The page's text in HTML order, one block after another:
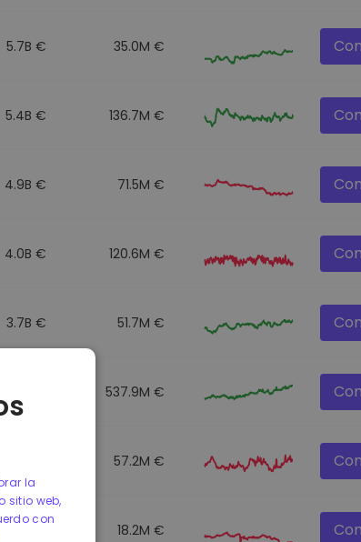
5.7B € 35.0M €
5.4B € 136.7M €
4.9B € 71.5M €
4.0B € 120.6M €
3.7B € 51.7M €
537.9M €
57.2M €
18.2M €
la
sitio web,
con